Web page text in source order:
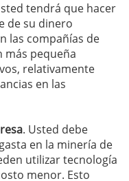
tendrá que hacer
de su dinero
las compañías de
más pequeña
relativamente
en las
. Usted debe
en la minería de
utilizar tecnología
menor. Esto